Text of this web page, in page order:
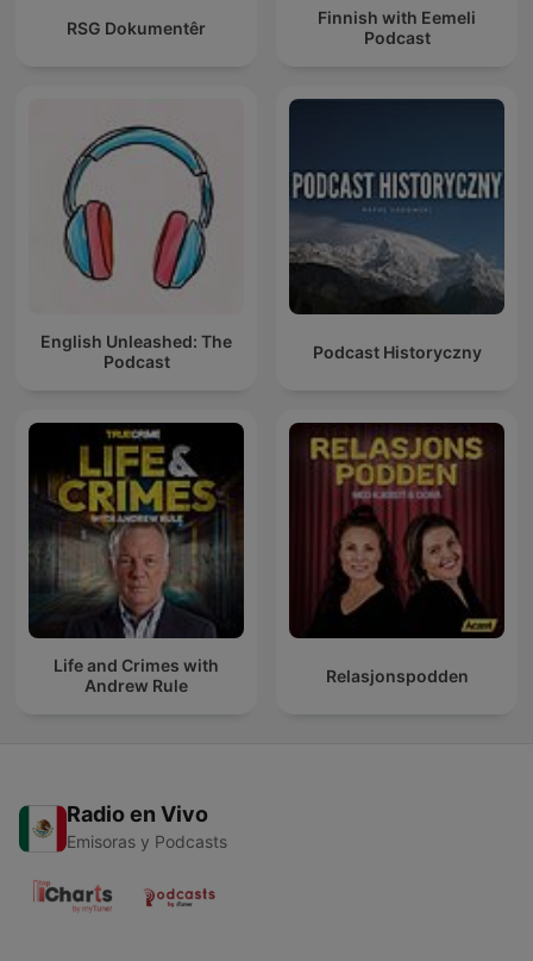
RSG Dokumentêr
Finnish with Eemeli
Podcast
English Unleashed: The
Podcast
Podcast Historyczny
Life and Crimes with
Andrew Rule
Relasjonspodden
Radio en Vivo
Emisoras y Podcasts